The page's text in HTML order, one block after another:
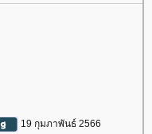
19 กุมภาพันธ์ 2566